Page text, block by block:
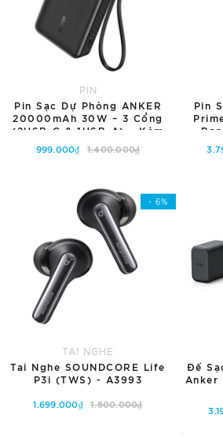
PIN
Pin Sạc Dự Phòng ANKER
20000mAh 30W – 3 Cổng
(2USB-C & 1USB-A) – Kèm
999.000₫ 1.400.000₫
Pin
- 6%
TAI NGHE
Tai Nghe SOUNDCORE Life
P3i (TWS) - A3993
1.699.000₫ 1.800.000₫
Đế
Anker